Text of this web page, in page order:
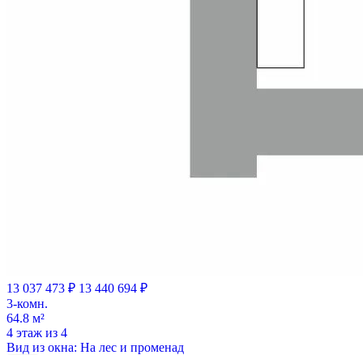
13 037 473 ₽ 13 440 694 ₽
3-комн.
64.8 м²
4 этаж из 4
Вид из окна: На лес и променад